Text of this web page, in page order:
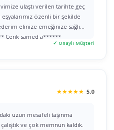
ulaştı verilen tarihte geç
özenli bir şekilde
elinize emeğinize sağlık
Cenk samed a******
✓ Onaylı Müşteri
★★★★★ 5.0
uzun mesafeli taşınma
ve çok memnun kaldık.